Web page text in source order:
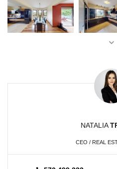
NATALIA
CEO / REAL